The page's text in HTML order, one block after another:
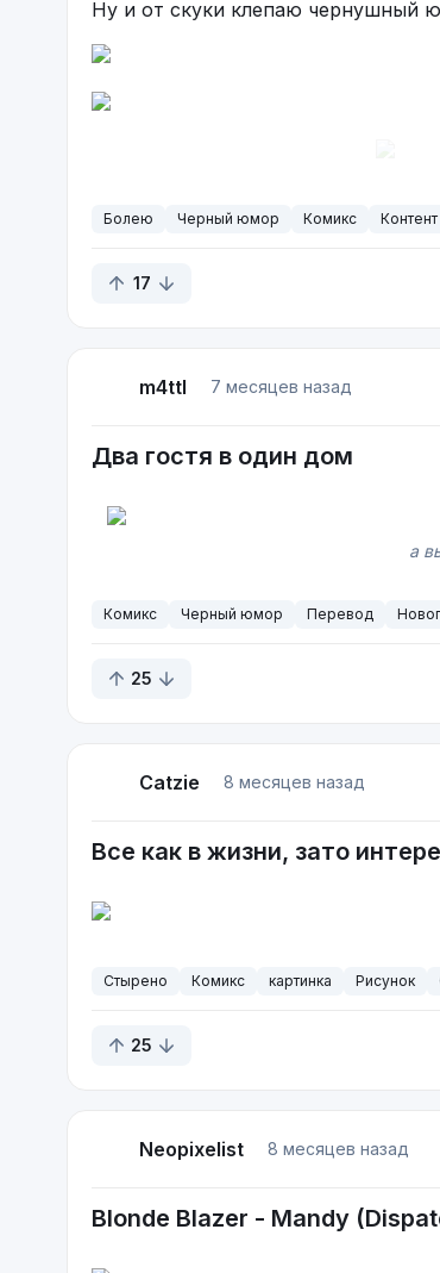
Ну и от скуки клепаю чернушный
Болею Черный юмор Комикс
17
m4ttl 7 месяцев назад
Два гостя в один дом
а
Комикс Черный юмор Перевод
25
Catzie 8 месяцев назад
Все как в жизни, зато
Стырено Комикс картинка Рисунок
25
Neopixelist 8 месяцев назад
Blonde Blazer - Mandy